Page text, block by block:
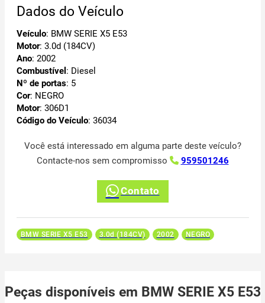
Dados do Veículo
Veículo: BMW SERIE X5 E53
Motor: 3.0d (184CV)
Ano: 2002
Combustível : Diesel
Nº de portas: 5
Cor: NEGRO
Motor: 306D1
Código do Veículo: 36034
Você está interessado em alguma parte deste veículo?
Contacte-nos sem compromisso
959501246
Contato
BMW SERIE X5 E53 3.0d (184CV) 2002 NEGRO
Peças disponíveis em BMW SERIE X5 E53